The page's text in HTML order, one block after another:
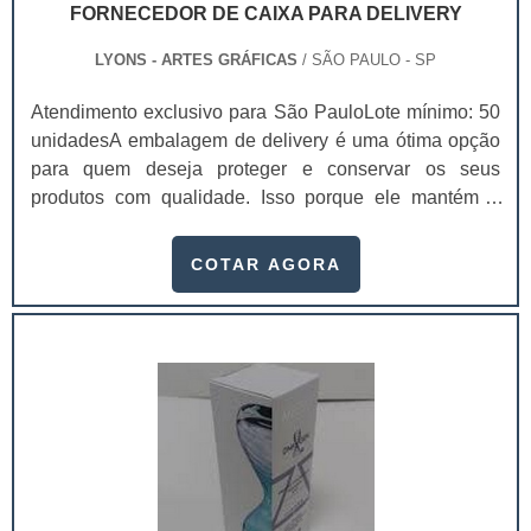
FORNECEDOR DE CAIXA PARA DELIVERY
LYONS - ARTES GRÁFICAS / SÃO PAULO - SP
Atendimento exclusivo para São PauloLote mínimo: 50
unidadesA embalagem de delivery é uma ótima opção
para quem deseja proteger e conservar os seus
produtos com qualidade. Isso porque ele mantém a
temperatura ambiente, chegando na casa dos
embalagens de qualidade, procure um fornecedor de
diferentes setores da indústria, como alimentício,
farmacêutico, cosmético, entre outros.Vantagens das
embalagens para deliveryEssas embalagens são feitas
com materiais recicláveis que mantém a integridade
dos produtos e ajudam o meio ambiente, já que não
causam danos a natureza. Além disso, a entrega das
COTAR AGORA